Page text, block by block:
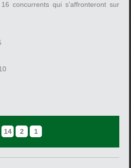
concurrents qui s'affronteront sur
14 2 1